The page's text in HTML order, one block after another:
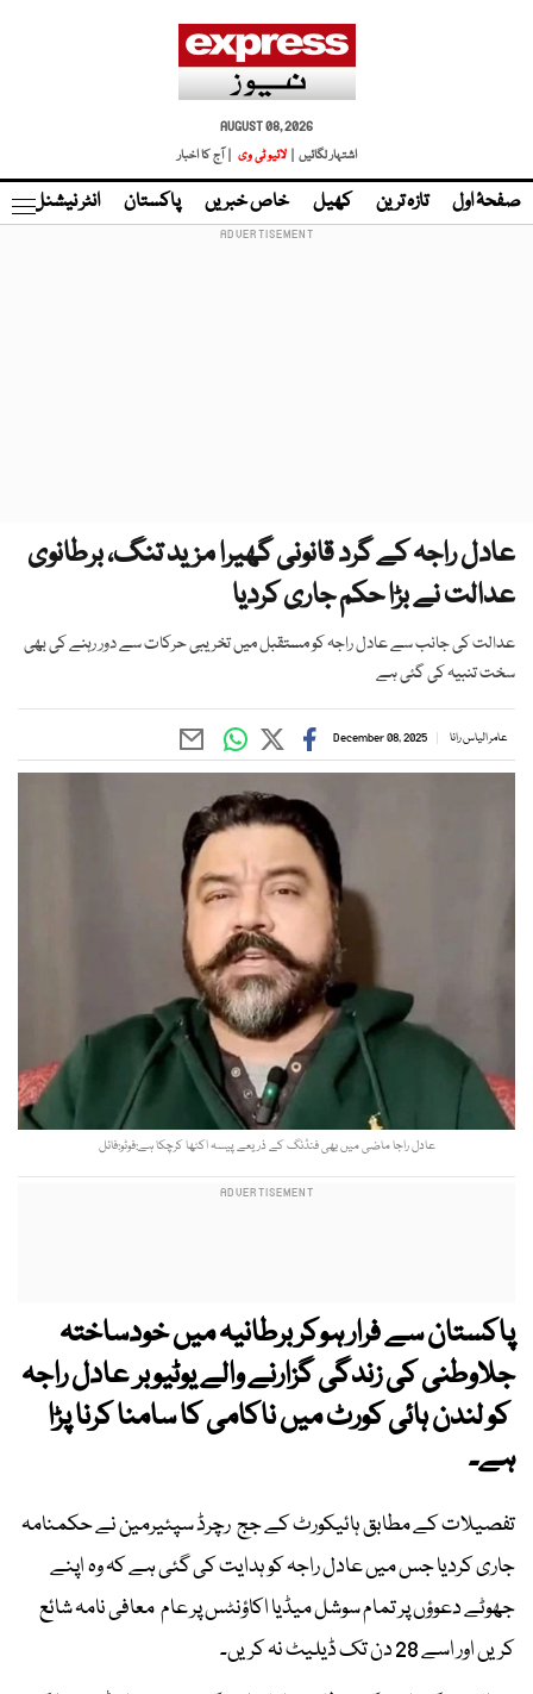
AUGUST 08, 2026
اشتہار لگائیں |
لائیو ٹی وی | آج کا اخبار
صفحۂ اول تازہ ترین کھیل خاص خبریں پاکستان انٹر نیشنل
عادل راجہ کے گرد قانونی گھیرا مزید تنگ، برطانوی
عدالت نے بڑا حکم جاری کردیا
عدالت کی جانب سے عادل راجہ کو مستقبل میں تخریبی حرکات سے دور رہنے کی بھی
سخت تنبیہ کی گئی ہے
عامر الیاس رانا December 08, 2025
عادل راجا ماضی میں بھی فنڈنگ کے ذریعے پیسہ اکٹھا کرچکا ہے:فوٹو:فائل
پاکستان سے فرار ہوکر برطانیہ میں خودساختہ
جلاوطنی کی زندگی گزارنے والے یوٹیوبر عادل راجہ
کو لندن ہائی کورٹ میں ناکامی کا سامنا کرنا پڑا
ہے۔
تفصیلات کے مطابق ہائیکورٹ کے جج رچرڈ سپئیرمین نے حکمنامہ
جاری کردیا جس میں عادل راجہ کو ہدایت کی گئی ہے کہ وہ اپنے
جھوٹے دعوؤں پر تمام سوشل میڈیا اکاؤنٹس پر عام معافی نامہ شائع
کریں اور اسے 28 دن تک ڈیلیٹ نہ کریں۔